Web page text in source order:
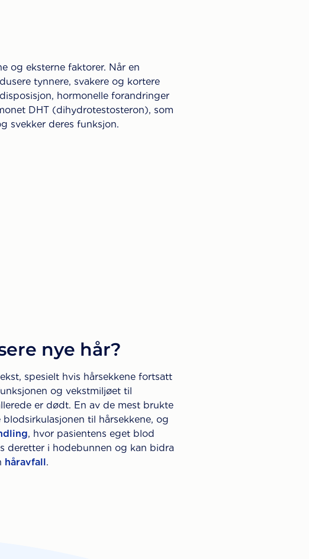
og eksterne faktorer. Når en
tynnere, svakere og kortere
hormonelle forandringer
DHT (dihydrotestosteron), som
svekker deres funksjon.
nye hår?
spesielt hvis hårsekkene fortsatt
og vekstmiljøet til
er dødt. En av de mest brukte
til hårsekkene, og
, hvor pasientens eget blod
deretter i hodebunnen og kan bidra
håravfall.